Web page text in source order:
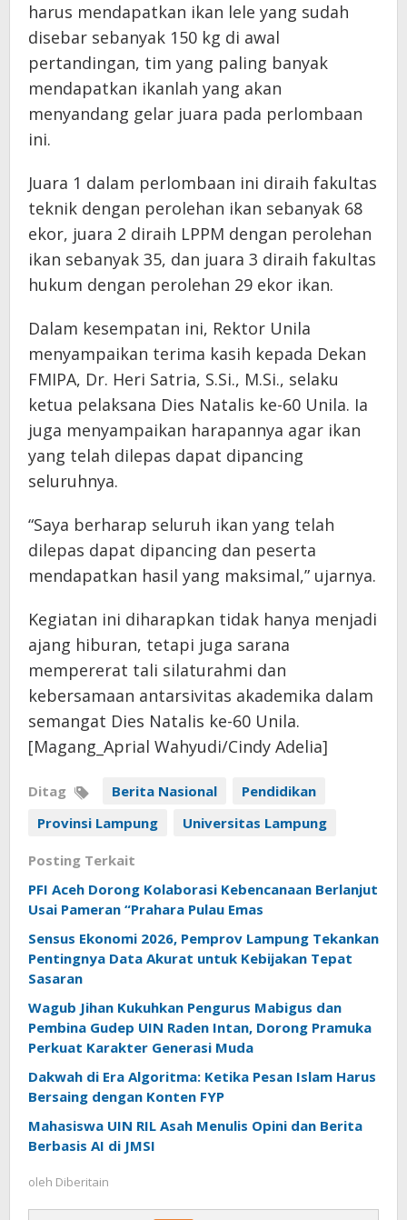
harus mendapatkan ikan lele yang sudah
disebar sebanyak 150 kg di awal
pertandingan, tim yang paling banyak
mendapatkan ikanlah yang akan
menyandang gelar juara pada perlombaan
ini.
Juara 1 dalam perlombaan ini diraih fakultas
teknik dengan perolehan ikan sebanyak 68
ekor, juara 2 diraih LPPM dengan perolehan
ikan sebanyak 35, dan juara 3 diraih fakultas
hukum dengan perolehan 29 ekor ikan.
Dalam kesempatan ini, Rektor Unila
menyampaikan terima kasih kepada Dekan
FMIPA, Dr. Heri Satria, S.Si., M.Si., selaku
ketua pelaksana Dies Natalis ke-60 Unila. Ia
juga menyampaikan harapannya agar ikan
yang telah dilepas dapat dipancing
seluruhnya.
“Saya berharap seluruh ikan yang telah
dilepas dapat dipancing dan peserta
mendapatkan hasil yang maksimal,” ujarnya.
Kegiatan ini diharapkan tidak hanya menjadi
ajang hiburan, tetapi juga sarana
mempererat tali silaturahmi dan
kebersamaan antarsivitas akademika dalam
semangat Dies Natalis ke-60 Unila.
[Magang_Aprial Wahyudi/Cindy Adelia]
Ditag Berita Nasional
Pendidikan
Provinsi Lampung
Universitas Lampung
Posting Terkait
PFI Aceh Dorong Kolaborasi Kebencanaan Berlanjut
Usai Pameran “Prahara Pulau Emas
Sensus Ekonomi 2026, Pemprov Lampung Tekankan
Pentingnya Data Akurat untuk Kebijakan Tepat
Sasaran
Wagub Jihan Kukuhkan Pengurus Mabigus dan
Pembina Gudep UIN Raden Intan, Dorong Pramuka
Perkuat Karakter Generasi Muda
Dakwah di Era Algoritma: Ketika Pesan Islam Harus
Bersaing dengan Konten FYP
Mahasiswa UIN RIL Asah Menulis Opini dan Berita
Berbasis AI di JMSI
oleh Diberitain